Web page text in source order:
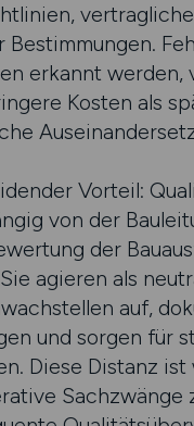
Bestimmungen.
erkannt werden,
Kosten als
Vorteil:
von der
der
agieren als
auf,
und sorgen für
Diese Distanz ist
Sachzwänge